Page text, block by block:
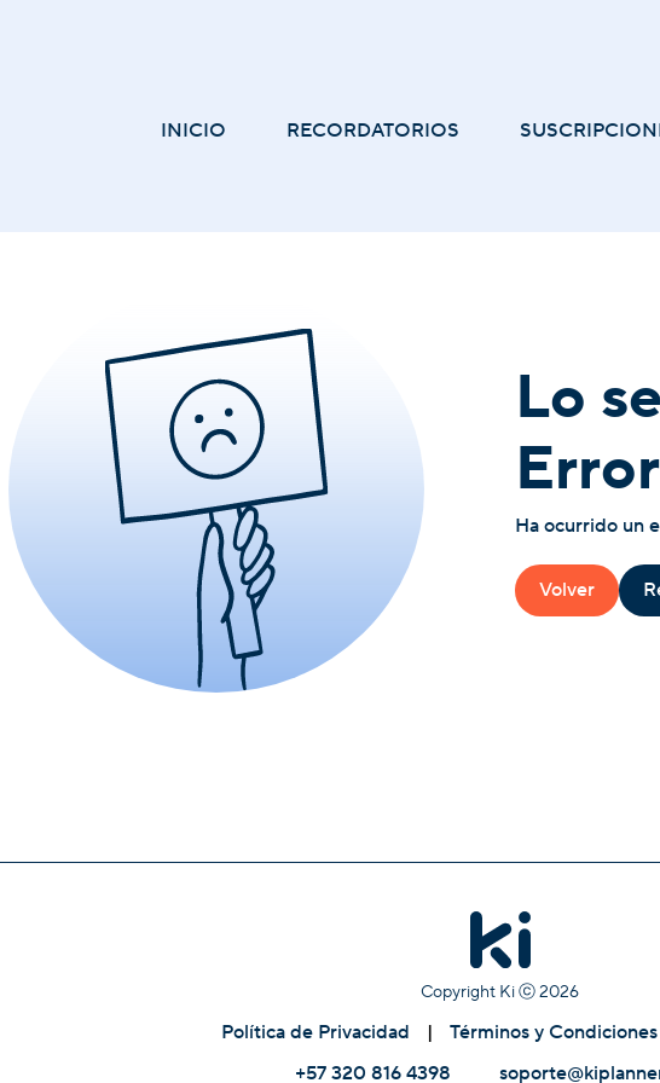
INICIO RECORDATORIOS
Lo
Ha ocurrido un
Volver
Copyright Ki ⓒ2026
Política de Privacidad | Términos y Condiciones
+57 320 816 4398